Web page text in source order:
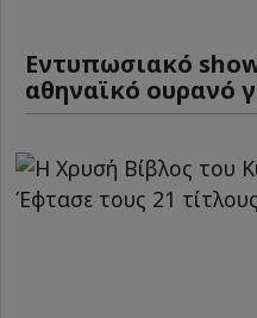
Εντυπωσιακό
αθηναϊκό ουρανό